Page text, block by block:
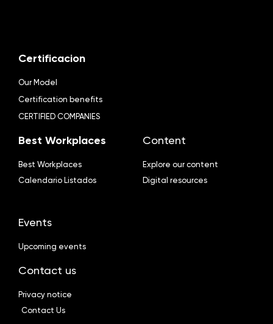
Certificacion
Our Model
Certification benefits
CERTIFIED COMPANIES
Best Workplaces
Best Workplaces
Calendario Listados
Content
Explore our content
Digital resources
Events
Upcoming events
Contact us
Privacy notice
Contact Us